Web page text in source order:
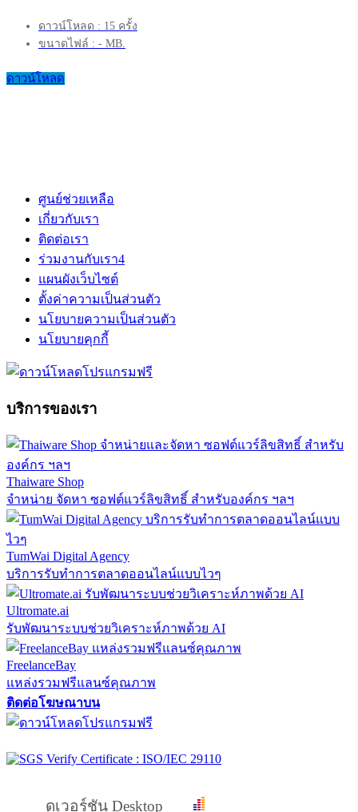
ดาวน์โหลด : 15 ครั้ง
ขนาดไฟล์ : - MB.
ดาวน์โหลด
ศูนย์ช่วยเหลือ
เกี่ยวกับเรา
ติดต่อเรา
ร่วมงานกับเรา4
แผนผังเว็บไซต์
ตั้งค่าความเป็นส่วนตัว
นโยบายความเป็นส่วนตัว
นโยบายคุกกี้
บริการของเรา
Thaiware Shop
จำหน่าย จัดหา ซอฟต์แวร์ลิขสิทธิ์ สำหรับองค์กร ฯลฯ
TumWai Digital Agency
บริการรับทำการตลาดออนไลน์แบบไวๆ
Ultromate.ai
รับพัฒนาระบบช่วยวิเคราะห์ภาพด้วย AI
FreelanceBay
แหล่งรวมฟรีแลนซ์คุณภาพ
ติดต่อโฆษณาบน
ดูเวอร์ชัน Desktop